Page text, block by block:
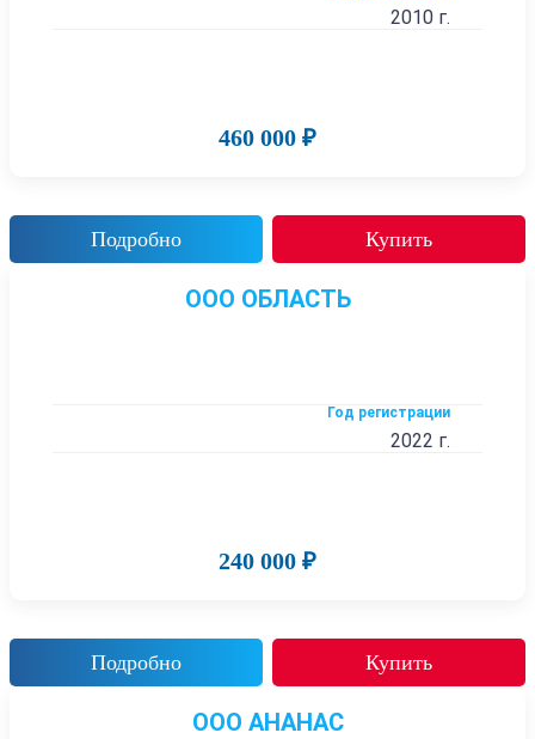
2010 г.
460 000 ₽
Подробно Купить
ООО ОБЛАСТЬ
Год регистрации
2022 г.
240 000 ₽
Подробно Купить
ООО АНАНАС